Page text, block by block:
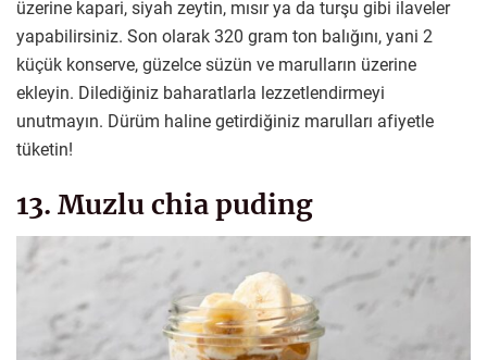
üzerine kapari, siyah zeytin, mısır ya da turşu gibi ilaveler
yapabilirsiniz. Son olarak 320 gram ton balığını, yani 2
küçük konserve, güzelce süzün ve marulların üzerine
ekleyin. Dilediğiniz baharatlarla lezzetlendirmeyi
unutmayın. Dürüm haline getirdiğiniz marulları afiyetle
tüketin!
13. Muzlu chia puding